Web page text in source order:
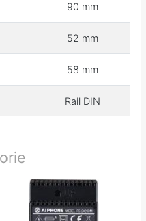
90 mm
52 mm
58 mm
Rail DIN